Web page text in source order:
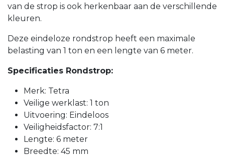
van de strop is ook herkenbaar aan de verschillende
kleuren.
Deze eindeloze rondstrop heeft een maximale
belasting van 1 ton en een lengte van 6 meter.
Specificaties Rondstrop:
Merk: Tetra
Veilige werklast: 1 ton
Uitvoering: Eindeloos
Veiligheidsfactor: 7:1
Lengte: 6 meter
Breedte: 45 mm